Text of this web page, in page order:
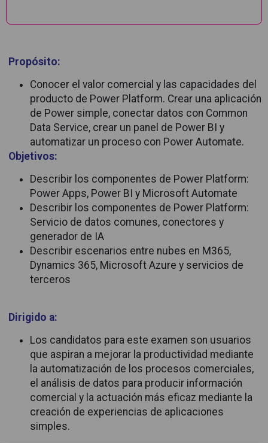
Propósito:
Conocer el valor comercial y las capacidades del
producto de Power Platform. Crear una aplicación
de Power simple, conectar datos con Common
Data Service, crear un panel de Power BI y
automatizar un proceso con Power Automate.
Objetivos:
Describir los componentes de Power Platform:
Power Apps, Power BI y Microsoft Automate
Describir los componentes de Power Platform:
Servicio de datos comunes, conectores y
generador de IA
Describir escenarios entre nubes en M365,
Dynamics 365, Microsoft Azure y servicios de
terceros
Dirigido a:
Los candidatos para este examen son usuarios
que aspiran a mejorar la productividad mediante
la automatización de los procesos comerciales,
el análisis de datos para producir información
comercial y la actuación más eficaz mediante la
creación de experiencias de aplicaciones
simples.